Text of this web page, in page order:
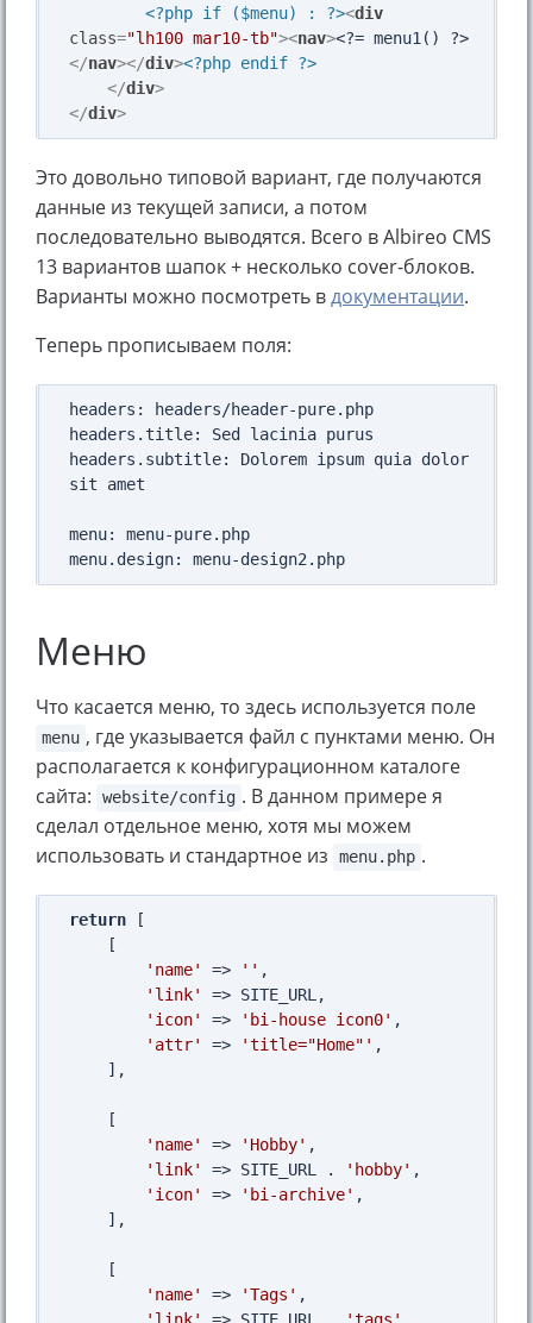
<?php if ($menu) : ?><div
class="lh100 mar10-tb"><nav><?= menu1() ?>
</nav></div><?php endif ?>
</div>
</div>
Это довольно типовой вариант, где получаются
данные из текущей записи, а потом
последовательно выводятся. Всего в Albireo CMS
13 вариантов шапок + несколько cover-блоков.
Варианты можно посмотреть вдокументации.
Теперь прописываем поля:
headers: headers/header-pure.php
headers.title: Sed lacinia purus
headers.subtitle: Dolorem ipsum quia dolor
sit amet
menu: menu-pure.php
Меню
Что касается меню, то здесь используется поле
menu , где указывается файл с пунктами меню. Он
располагается к конфигурационном каталоге
сайта:
website/config . В данном примере я
сделал отдельное меню, хотя мы можем
использовать и стандартное из
menu.php .
return [
'name'
=> '' ,
'link'
=> SITE_URL,
'icon'
=> 'bi-house icon0' ,
'attr'
=> 'title="Home"' ,
'name'
=> 'Hobby' ,
'link'
=> SITE_URL . 'hobby' ,
'icon'
=> 'bi-archive' ,
'name'
=> 'Tags' ,
'link'
=> SITE_URL . 'tags'